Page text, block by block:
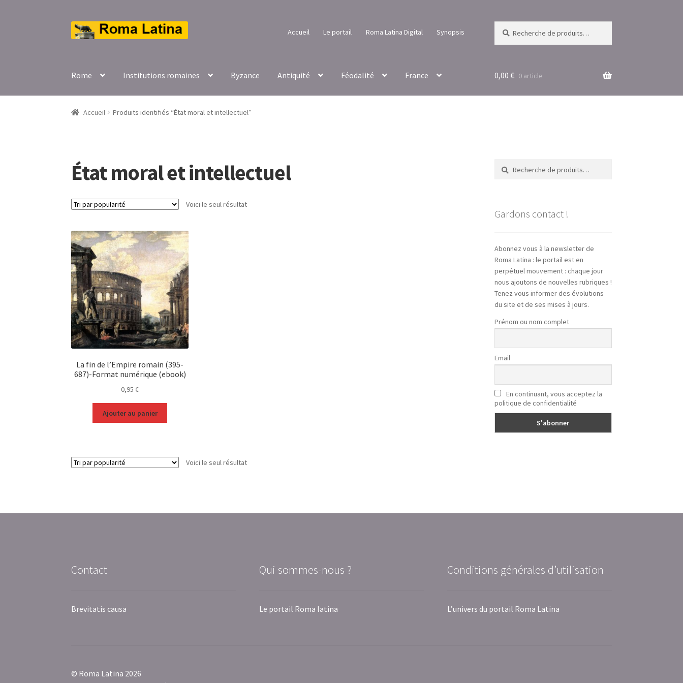
Aller
à
Aller
au
Accueil Le portail Roma Latina Digital Synopsis
pour :
Rome Institutions romaines Byzance Antiquité Féodalité France 0,00 € 0 article
Accueil Produits identifiés “État moral et intellectuel”
État moral et intellectuel
Voici le seul résultat
La fin de l’Empire romain (395-
687)-Format numérique (ebook)
0,95€
Ajouter au panier
Voici le seul résultat
Recherche
pour :
Recherche
Gardons contact !
Abonnez vous à la newsletter de
Roma Latina : le portail est en
perpétuel mouvement : chaque jour
nous ajoutons de nouvelles rubriques !
Tenez vous informer des évolutions
du site et de ses mises à jours.
Prénom ou nom complet
Email
En continuant, vous acceptez la
politique de confidentialité
Contact
Brevitatis causa
Qui sommes-nous ?
Le portail Roma latina
Conditions générales d’utilisation
L’univers du portail Roma Latina
© Roma Latina 2026